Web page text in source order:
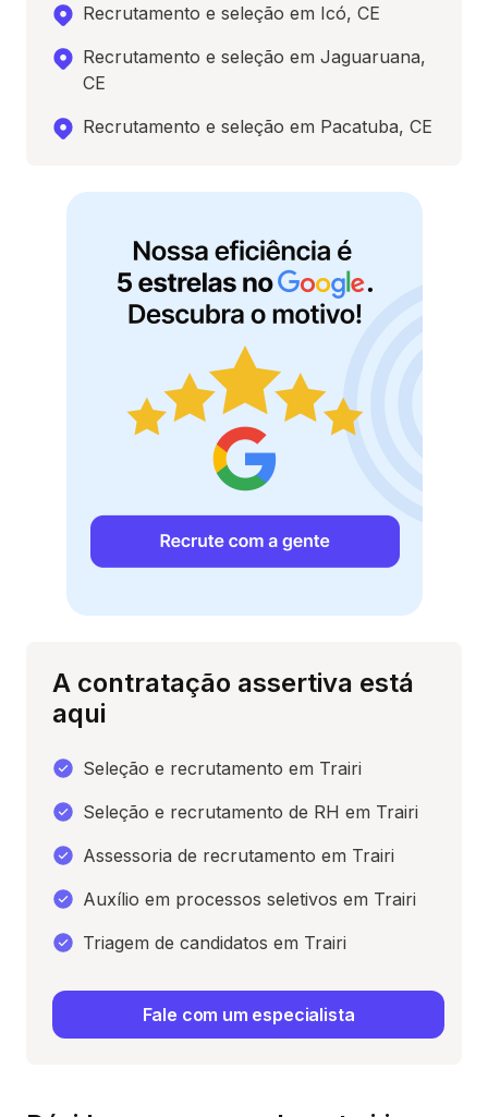
Recrutamento e seleção em Icó, CE
Recrutamento e seleção em Jaguaruana,
CE
Recrutamento e seleção em Pacatuba, CE
A contratação assertiva está
aqui
Seleção e recrutamento em Trairi
Seleção e recrutamento de RH em Trairi
Assessoria de recrutamento em Trairi
Auxílio em processos seletivos em Trairi
Triagem de candidatos em Trairi
Fale com um especialista